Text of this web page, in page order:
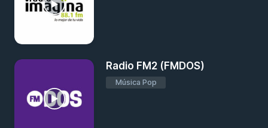
Radio FM2 (FMDOS)
Música Pop